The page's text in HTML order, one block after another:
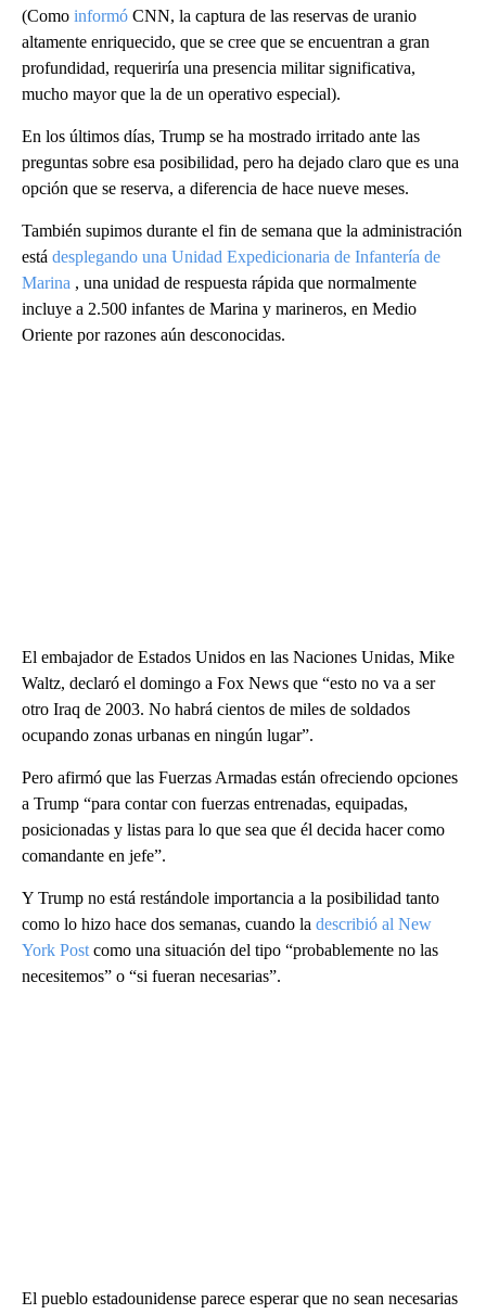
(Como informó CNN, la captura de las reservas de uranio
altamente enriquecido, que se cree que se encuentran a gran
profundidad, requeriría una presencia militar significativa,
mucho mayor que la de un operativo especial).
En los últimos días, Trump se ha mostrado irritado ante las
preguntas sobre esa posibilidad, pero ha dejado claro que es una
opción que se reserva, a diferencia de hace nueve meses.
También supimos durante el fin de semana que la administración
está desplegando una Unidad Expedicionaria de Infantería de
Marina , una unidad de respuesta rápida que normalmente
incluye a 2.500 infantes de Marina y marineros, en Medio
Oriente por razones aún desconocidas.
El embajador de Estados Unidos en las Naciones Unidas, Mike
Waltz, declaró el domingo a Fox News que “esto no va a ser
otro Iraq de 2003. No habrá cientos de miles de soldados
ocupando zonas urbanas en ningún lugar”.
Pero afirmó que las Fuerzas Armadas están ofreciendo opciones
a Trump “para contar con fuerzas entrenadas, equipadas,
posicionadas y listas para lo que sea que él decida hacer como
comandante en jefe”.
Y Trump no está restándole importancia a la posibilidad tanto
como lo hizo hace dos semanas, cuando la describió al New
York Post como una situación del tipo “probablemente no las
necesitemos” o “si fueran necesarias”.
El pueblo estadounidense parece esperar que no sean necesarias